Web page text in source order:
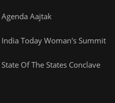
Agenda Aajtak
India Today Woman's Summit
State Of The States Conclave